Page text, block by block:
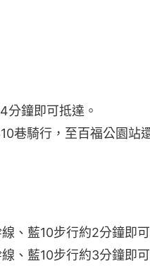
分鐘即可抵達。
巷騎行，至百福公園站
、藍10步行約2分鐘即
、藍10步行約3分鐘即